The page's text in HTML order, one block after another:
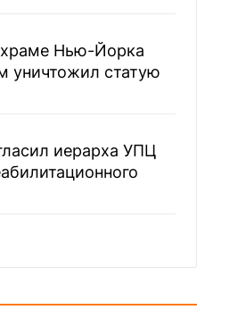
Нью-Йорка
уничтожил статую
иерарха УПЦ